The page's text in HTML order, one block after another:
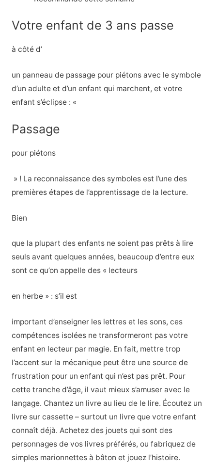
Votre enfant de 3 ans passe
à côté d’
un panneau de passage pour piétons avec le symbole
d’un adulte et d’un enfant qui marchent, et votre
enfant s’éclipse : «
Passage
pour piétons
» ! La reconnaissance des symboles est l’une des
premières étapes de l’apprentissage de la lecture.
Bien
que la plupart des enfants ne soient pas prêts à lire
seuls avant quelques années, beaucoup d’entre eux
sont ce qu’on appelle des « lecteurs
en herbe » : s’il est
important d’enseigner les lettres et les sons, ces
compétences isolées ne transformeront pas votre
enfant en lecteur par magie. En fait, mettre trop
l’accent sur la mécanique peut être une source de
frustration pour un enfant qui n’est pas prêt. Pour
cette tranche d’âge, il vaut mieux s’amuser avec le
langage. Chantez un livre au lieu de le lire. Écoutez un
livre sur cassette – surtout un livre que votre enfant
connaît déjà. Achetez des jouets qui sont des
personnages de vos livres préférés, ou fabriquez de
simples marionnettes à bâton et jouez l’histoire.